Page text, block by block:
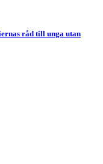
råd till unga utan